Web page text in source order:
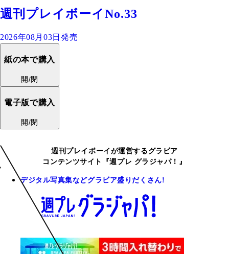
週刊プレイボーイNo.33
2026年08月03日発売
紙の本で購入
開/閉
電子版で購入
開/閉
週刊プレイボーイが運営するグラビア
コンテンツサイト『週プレ グラジャパ！』
デジタル写真集などグラビア盛りだくさん!